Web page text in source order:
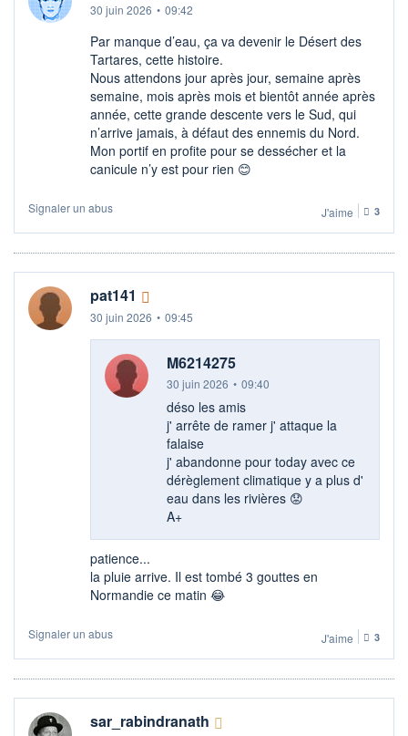
30 juin 2026 • 09:42
Par manque d’eau, ça va devenir le Désert des
Tartares, cette histoire.
Nous attendons jour après jour, semaine après
semaine, mois après mois et bientôt année après
année, cette grande descente vers le Sud, qui
n’arrive jamais, à défaut des ennemis du Nord.
Mon portif en profite pour se dessécher et la
canicule n’y est pour rien 😊
Signaler un abus J'aime 3
pat141
30 juin 2026 • 09:45
M6214275
30 juin 2026 • 09:40
déso les amis
j' arrête de ramer j' attaque la
falaise
j' abandonne pour today avec ce
dérèglement climatique y a plus d'
eau dans les rivières 😟​
A+
patience...
la pluie arrive. Il est tombé 3 gouttes en
Normandie ce matin 😂
Signaler un abus J'aime 3
sar_rabindranath